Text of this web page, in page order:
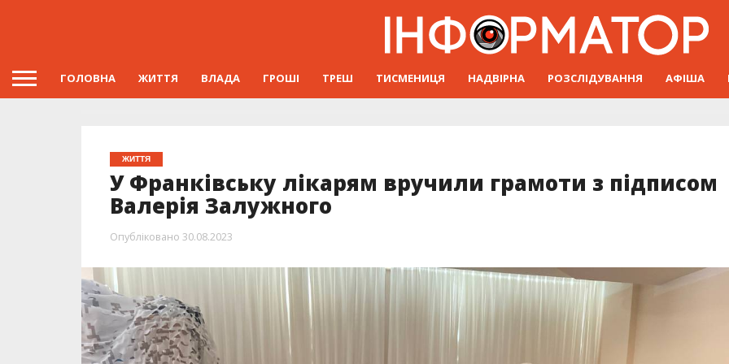
ГОЛОВНА ЖИТТЯ ВЛАДА ГРОШІ ТРЕШ ТИСМЕНИЦЯ НАДВІРНА РОЗСЛІДУВАННЯ АФІША
ЖИТТЯ
У Франківську лікарям вручили грамоти з підписом
Валерія Залужного
Опубліковано 30.08.2023